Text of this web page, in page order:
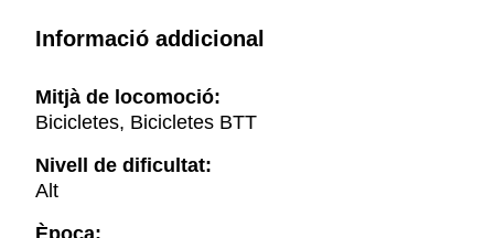
Informació addicional
Mitjà de locomoció:
Bicicletes, Bicicletes BTT
Nivell de dificultat:
Alt
Època: